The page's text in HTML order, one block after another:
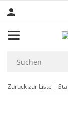
Zurück zur Liste